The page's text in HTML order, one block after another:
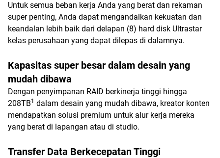
Untuk semua beban kerja Anda yang berat dan rekaman
super penting, Anda dapat mengandalkan kekuatan dan
keandalan lebih baik dari delapan (8) hard disk Ultrastar
kelas perusahaan yang dapat dilepas di dalamnya.
Kapasitas super besar dalam desain yang
mudah dibawa
Dengan penyimpanan RAID berkinerja tinggi hingga
208TB1 dalam desain yang mudah dibawa, kreator konten
mendapatkan solusi premium untuk alur kerja mereka
yang berat di lapangan atau di studio.
Transfer Data Berkecepatan Tinggi